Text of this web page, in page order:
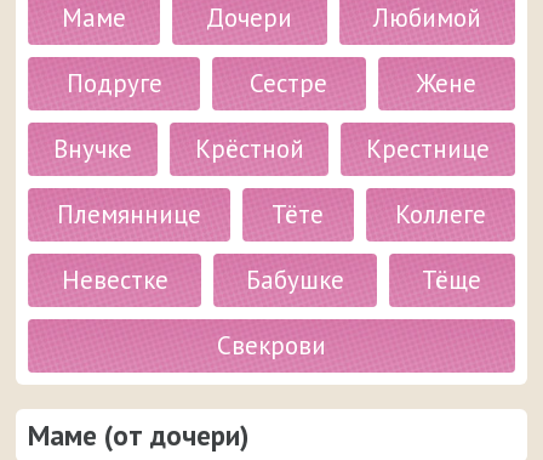
Маме Дочери
Любимой
Подруге
Сестре
Жене
Внучке
Крёстной
Крестнице
Племяннице
Тёте
Коллеге
Невестке
Бабушке
Тёще
Свекрови
Маме (от дочери)